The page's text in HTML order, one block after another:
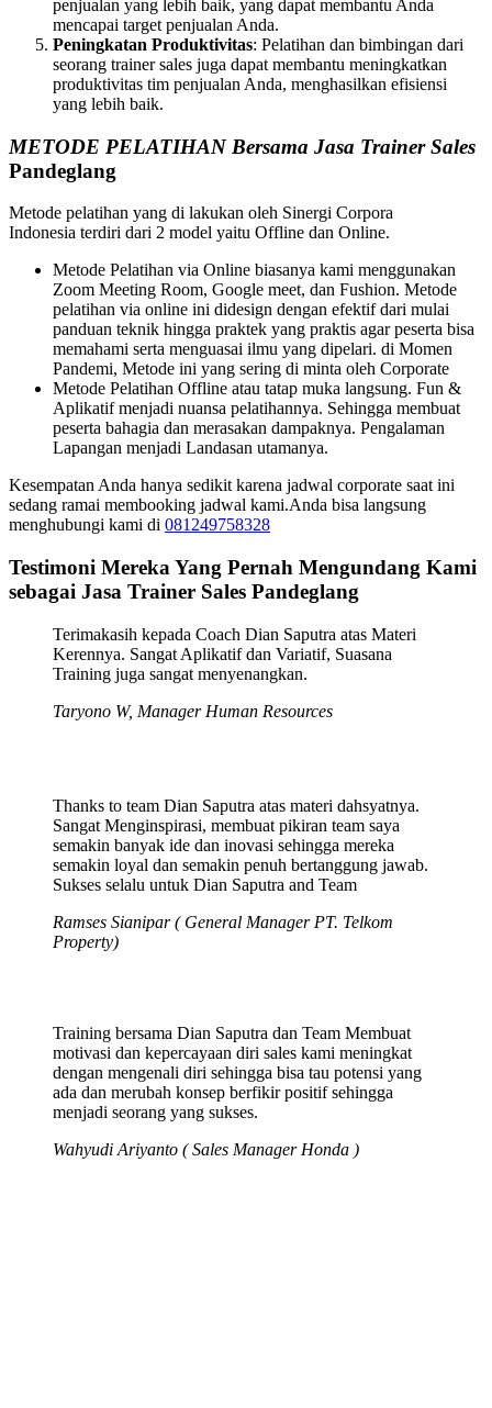
penjualan yang lebih baik, yang dapat membantu Anda
mencapai target penjualan Anda.
Peningkatan Produktivitas: Pelatihan dan bimbingan dari
seorang trainer sales juga dapat membantu meningkatkan
produktivitas tim penjualan Anda, menghasilkan efisiensi
yang lebih baik.
METODE PELATIHAN Bersama Jasa Trainer Sales
Pandeglang
Metode pelatihan yang di lakukan oleh Sinergi Corpora
Indonesia terdiri dari 2 model yaitu Offline dan Online.
Metode Pelatihan via Online biasanya kami menggunakan
Zoom Meeting Room, Google meet, dan Fushion. Metode
pelatihan via online ini didesign dengan efektif dari mulai
panduan teknik hingga praktek yang praktis agar peserta bisa
memahami serta menguasai ilmu yang dipelari. di Momen
Pandemi, Metode ini yang sering di minta oleh Corporate
Metode Pelatihan Offline atau tatap muka langsung. Fun &
Aplikatif menjadi nuansa pelatihannya. Sehingga membuat
peserta bahagia dan merasakan dampaknya. Pengalaman
Lapangan menjadi Landasan utamanya.
Kesempatan Anda hanya sedikit karena jadwal corporate saat ini
sedang ramai membooking jadwal kami.Anda bisa langsung
menghubungi kami di 081249758328
Testimoni Mereka Yang Pernah Mengundang Kami
sebagai Jasa Trainer Sales Pandeglang
Terimakasih kepada Coach Dian Saputra atas Materi
Kerennya. Sangat Aplikatif dan Variatif, Suasana
Training juga sangat menyenangkan.
Taryono W, Manager Human Resources
Thanks to team Dian Saputra atas materi dahsyatnya.
Sangat Menginspirasi, membuat pikiran team saya
semakin banyak ide dan inovasi sehingga mereka
semakin loyal dan semakin penuh bertanggung jawab.
Sukses selalu untuk Dian Saputra and Team
Ramses Sianipar ( General Manager PT. Telkom
Property)
Training bersama Dian Saputra dan Team Membuat
motivasi dan kepercayaan diri sales kami meningkat
dengan mengenali diri sehingga bisa tau potensi yang
ada dan merubah konsep berfikir positif sehingga
menjadi seorang yang sukses.
Wahyudi Ariyanto ( Sales Manager Honda )